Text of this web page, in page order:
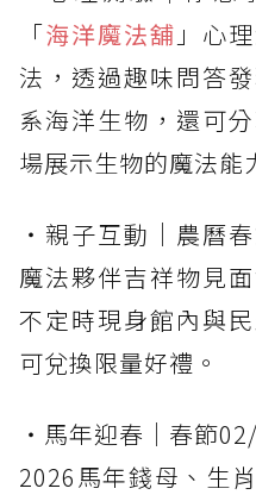
「海洋魔法舖 」心
法，透過趣味問答
系海洋生物，還可
場展示生物的魔法能
・親子互動｜農曆
魔法夥伴吉祥物見
不定時現身館內與
可兌換限量好禮。
・馬年迎春｜春節
2026馬年錢母、生